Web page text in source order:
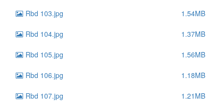
Rbd 103.jpg 1.54MB
Rbd 104.jpg 1.37MB
Rbd 105.jpg 1.56MB
Rbd 106.jpg 1.18MB
Rbd 107.jpg 1.21MB